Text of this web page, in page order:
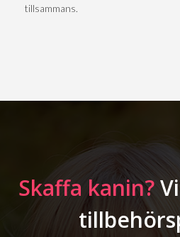
tillsammans.
Skaffa kanin?